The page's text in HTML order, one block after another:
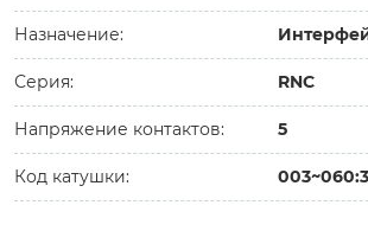
Назначение:
Серия: RNC
Напряжение контактов: 5
Код катушки: